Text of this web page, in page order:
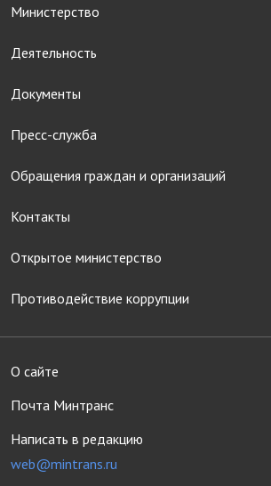
Министерство
Деятельность
Документы
Пресс-служба
Обращения граждан и организаций
Контакты
Открытое министерство
Противодействие коррупции
О сайте
Почта Минтранс
Написать в редакцию
web@mintrans.ru